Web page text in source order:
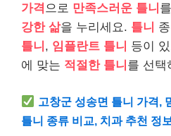
가격 으로 만족스러운 틀니
강한 삶을 누리세요. 틀니
틀니 , 임플란트 틀니 등이
에 맞는 적절한 틀니 를 선택
고창군 성송면 틀니 가격,
틀니 종류 비교, 치과 추천 정